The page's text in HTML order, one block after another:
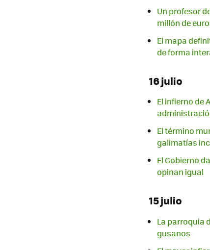
Un profesor
millón de
El mapa
de forma
16 julio
El infierno de
El término
galimatías
El Gobierno
opinan igual
15 julio
La parroquia
gusanos